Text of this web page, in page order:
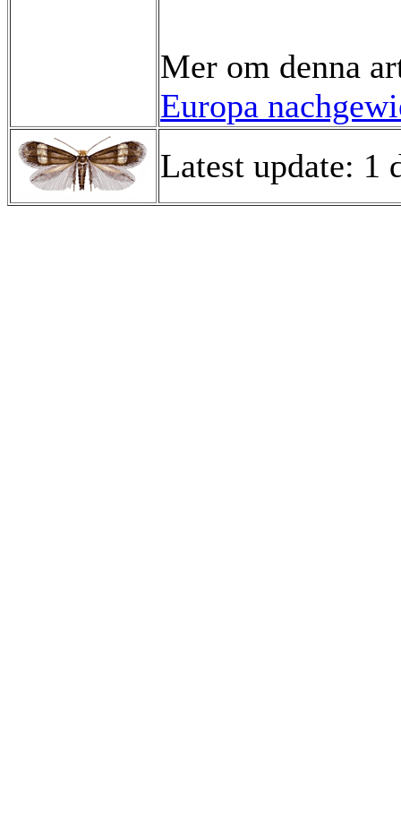
Mer om denna
Europa
Latest update: 1